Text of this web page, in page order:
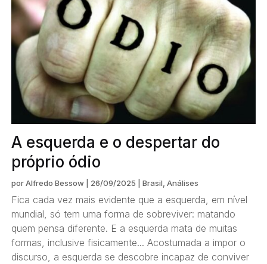
A esquerda e o despertar do
próprio ódio
porAlfredo Bessow 26/09/2025 Brasil Análises
Fica cada vez mais evidente que a esquerda, em nível
mundial, só tem uma forma de sobreviver: matando
quem pensa diferente. E a esquerda mata de muitas
formas, inclusive fisicamente... Acostumada a impor o
discurso, a esquerda se descobre incapaz de conviver